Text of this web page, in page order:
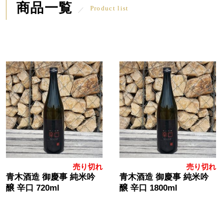
商品一覧 Product list
売り切れ
青木酒造 御慶事 純米吟
醸 辛口 720ml
売り切れ
青木酒造 御慶事 純米吟
醸 辛口 1800ml